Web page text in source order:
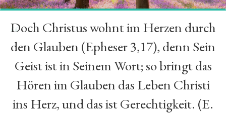
“
Doch Christus wohnt im Herzen durch
den Glauben (Epheser 3,17), denn Sein
Geist ist in Seinem Wort; so bringt das
Hören im Glauben das Leben Christi
ins Herz, und das ist Gerechtigkeit. (E.